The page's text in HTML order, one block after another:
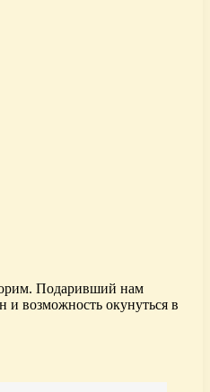
Подаривший нам
возможность окунуться в